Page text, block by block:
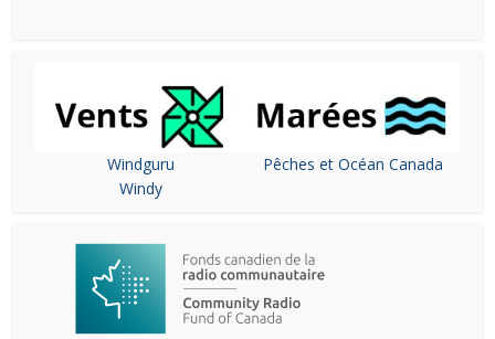
Windguru
Windy
Pêches et Océan Canada